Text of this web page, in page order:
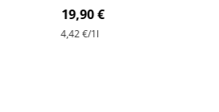
19,90 €
4,42 €/1l